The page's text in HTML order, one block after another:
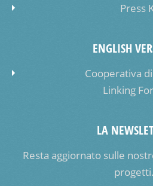
Press
ENGLISH
Cooperativa
Linking
LA
Resta aggiornato sulle
progetti.